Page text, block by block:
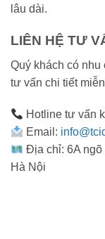
lâu dài.
LIÊN HỆ TƯ
Quý khách có
tư vấn chi tiết
Hotline tư vấn
Email:
Địa chỉ: 6A ngõ
Hà Nội